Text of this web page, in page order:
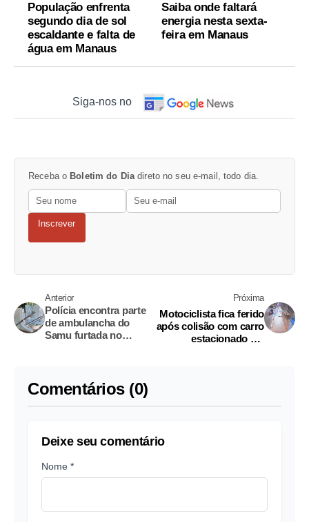
População enfrenta
segundo dia de sol
escaldante e falta de
água em Manaus
Saiba onde faltará
energia nesta sexta-
feira em Manaus
Siga-nos no
Receba o Boletim do Diadireto no seu e-mail, todo dia.
Inscrever
Anterior
Polícia encontra parte
de ambulancha do
Samu furtada no
Próxima
Motociclista fica ferido
após colisão com carro
estacionado em
Comentários (0)
Deixe seu comentário
Nome *